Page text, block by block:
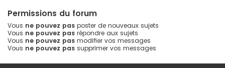
Permissions du forum
Vous ne pouvez pas poster de nouveaux sujets
Vous ne pouvez pas répondre aux sujets
Vous ne pouvez pas modifier vos messages
Vous ne pouvez pas supprimer vos messages